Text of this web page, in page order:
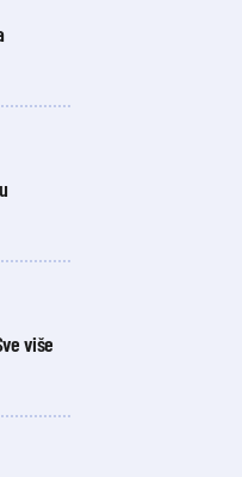
više